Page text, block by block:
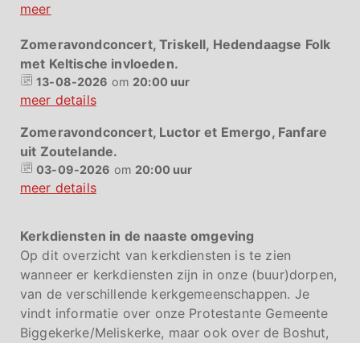
meer
Zomeravondconcert, Triskell, Hedendaagse Folk
met Keltische invloeden.
13-08-2026 om 20:00 uur
meer details
Zomeravondconcert, Luctor et Emergo, Fanfare
uit Zoutelande.
03-09-2026 om 20:00 uur
meer details
Kerkdiensten in de naaste omgeving
Op dit overzicht van kerkdiensten is te zien
wanneer er kerkdiensten zijn in onze (buur)dorpen,
van de verschillende kerkgemeenschappen. Je
vindt informatie over onze Protestante Gemeente
Biggekerke/Meliskerke, maar ook over de Boshut,